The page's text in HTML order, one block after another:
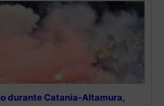
durante Catania-Altamura,